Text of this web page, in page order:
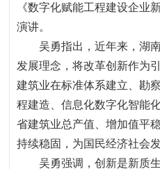
《数字化赋能工程建设企业
演讲。
吴勇指出 ，近年来 ，湖
发展理念 ，将改革创新作为
建筑业在标准体系建立、勘
程建造、信息化数字化智能
省建筑业总产值、增加值平
持续稳固 ， 为国民经济社会
吴勇强调 ，创新是新质